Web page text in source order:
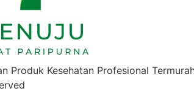
Produk Kesehatan Profesional